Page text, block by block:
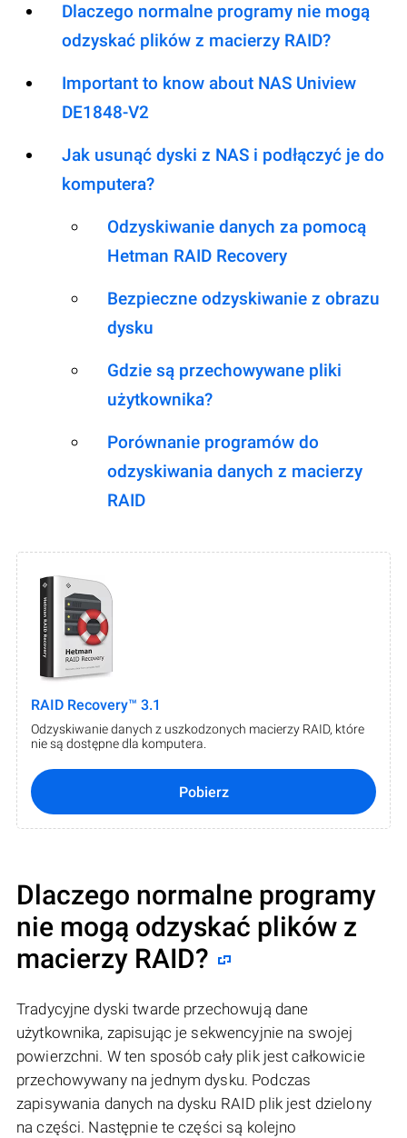
Dlaczego normalne programy nie mogą
odzyskać plików z macierzy RAID?
Important to know about NAS Uniview
DE1848-V2
Jak usunąć dyski z NAS i podłączyć je do
komputera?
Odzyskiwanie danych za pomocą
Hetman RAID Recovery
Bezpieczne odzyskiwanie z obrazu
dysku
Gdzie są przechowywane pliki
użytkownika?
Porównanie programów do
odzyskiwania danych z macierzy
RAID
RAID Recovery™ 3.1
Odzyskiwanie danych z uszkodzonych macierzy RAID, które
nie są dostępne dla komputera.
Pobierz
Dlaczego normalne programy
nie mogą odzyskać plików z
macierzy RAID?
Tradycyjne dyski twarde przechowują dane
użytkownika, zapisując je sekwencyjnie na swojej
powierzchni. W ten sposób cały plik jest całkowicie
przechowywany na jednym dysku. Podczas
zapisywania danych na dysku RAID plik jest dzielony
na części. Następnie te części są kolejno